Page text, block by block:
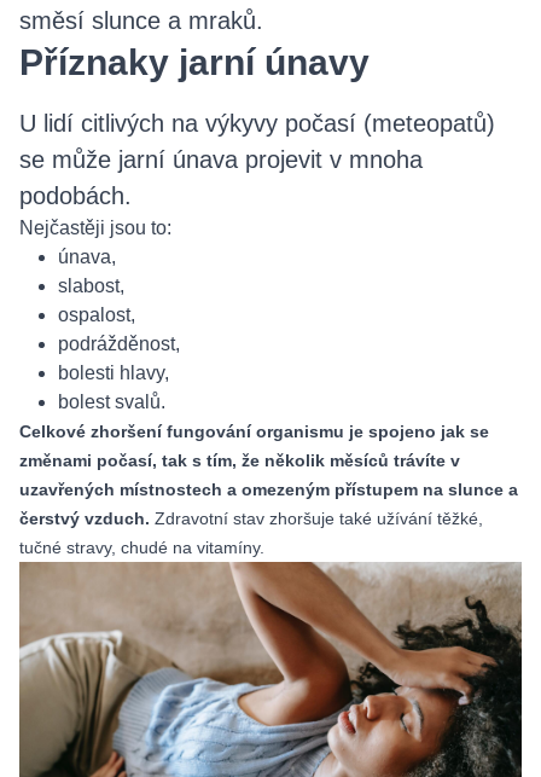
směsí slunce a mraků.
Příznaky jarní únavy
U lidí citlivých na výkyvy počasí (meteopatů)
se může jarní únava projevit v mnoha
podobách.
Nejčastěji jsou to:
únava,
slabost,
ospalost,
podrážděnost,
bolesti hlavy,
bolest svalů.
Celkové zhoršení fungování organismu je spojeno jak se
změnami počasí, tak s tím, že několik měsíců trávíte v
uzavřených místnostech a omezeným přístupem na slunce a
čerstvý vzduch. Zdravotní stav zhoršuje také užívání těžké,
tučné stravy, chudé na vitamíny.